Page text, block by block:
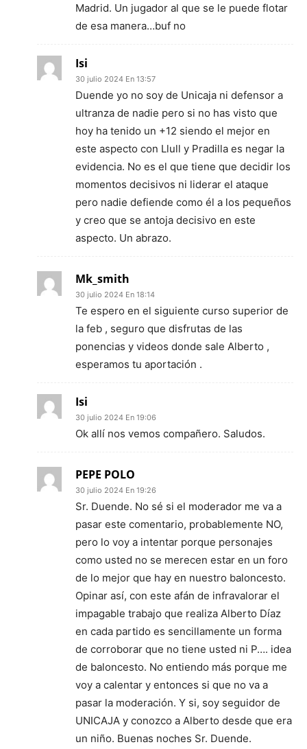
Madrid. Un jugador al que se le puede flotar
de esa manera…buf no
Isi
30 julio 2024 En 13:57
Duende yo no soy de Unicaja ni defensor a
ultranza de nadie pero si no has visto que
hoy ha tenido un +12 siendo el mejor en
este aspecto con Llull y Pradilla es negar la
evidencia. No es el que tiene que decidir los
momentos decisivos ni liderar el ataque
pero nadie defiende como él a los pequeños
y creo que se antoja decisivo en este
aspecto. Un abrazo.
Mk_smith
30 julio 2024 En 18:14
Te espero en el siguiente curso superior de
la feb , seguro que disfrutas de las
ponencias y videos donde sale Alberto ,
esperamos tu aportación .
Isi
30 julio 2024 En 19:06
Ok allí nos vemos compañero. Saludos.
PEPE POLO
30 julio 2024 En 19:26
Sr. Duende. No sé si el moderador me va a
pasar este comentario, probablemente NO,
pero lo voy a intentar porque personajes
como usted no se merecen estar en un foro
de lo mejor que hay en nuestro baloncesto.
Opinar así, con este afán de infravalorar el
impagable trabajo que realiza Alberto Díaz
en cada partido es sencillamente un forma
de corroborar que no tiene usted ni P…. idea
de baloncesto. No entiendo más porque me
voy a calentar y entonces si que no va a
pasar la moderación. Y si, soy seguidor de
UNICAJA y conozco a Alberto desde que era
un niño. Buenas noches Sr. Duende.